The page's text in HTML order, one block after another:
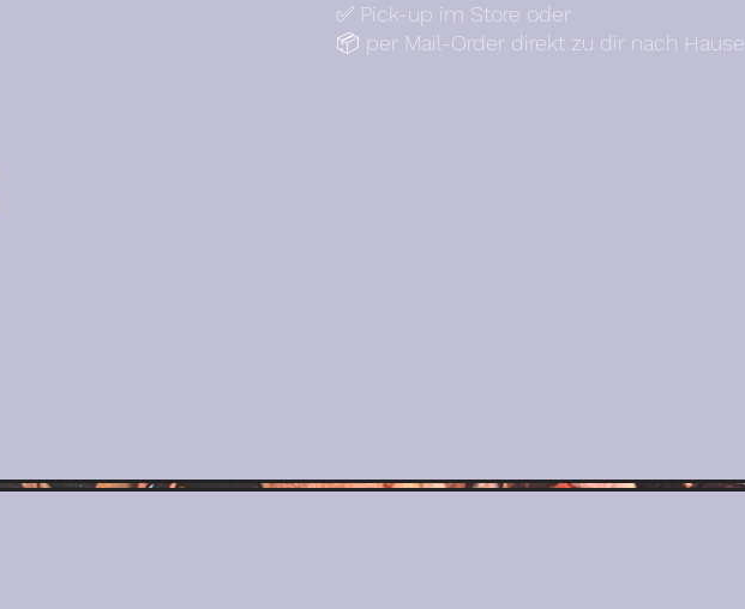
✅ Pick-up im Store oder
📦 per Mail-Order direkt zu dir nach Hause